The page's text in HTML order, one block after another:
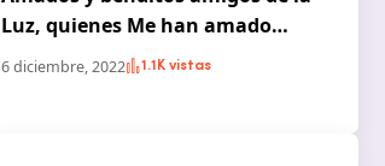
Luz, quienes Me han amado…
6 diciembre, 2022 1.1K vistas